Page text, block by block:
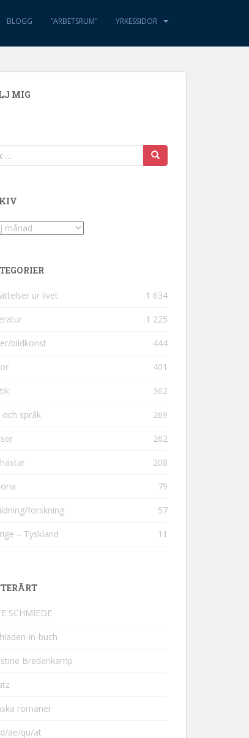
BLOGG ”ARBETSRUM” YRKESSIDOR
MIG
efter:
ur livet 1 634
1 225
bildkonst 444
401
362
och språk 269
262
208
79
forskning 57
– Tyskland 11
SCHMIEDE
in-buch
Bredenkamp
romaner
ae/qu/at